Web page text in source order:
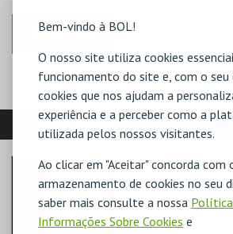
Bem-vindo à BOL!
O nosso site utiliza cookies
funcionamento do site e, com o
cookies que nos ajudam a
experiência e a perceber como a
utilizada pelos nossos visitantes.
Ao clicar em "Aceitar" concorda com
armazenamento de cookies no seu
saber mais consulte a nossa Política
Informações Sobre Cookies e
ANTERIOR
VEJA AINDA: